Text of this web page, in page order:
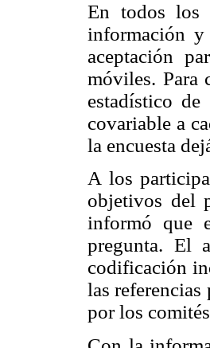
En todos los
información
aceptación
móviles. Para
estadístico
covariable a
la encuesta
A los
objetivos del
informó que
pregunta. El
codificación
las
por los